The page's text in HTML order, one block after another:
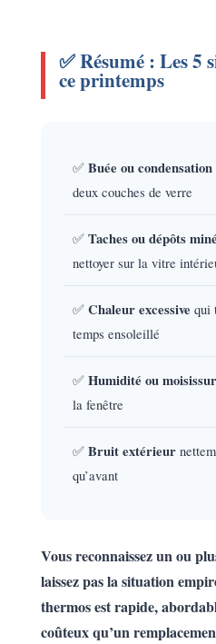
✅ Résumé : Les 5
ce printemps
✅ Buée ou condensation
deux couches de verre
✅ Taches ou dépôts
nettoyer sur la vitre
✅ Chaleur excessive qui
temps ensoleillé
✅ Humidité ou
la fenêtre
✅ Bruit extérieur
qu’avant
Vous reconnaissez un ou
laissez pas la situation
thermos est rapide,
coûteux qu’un